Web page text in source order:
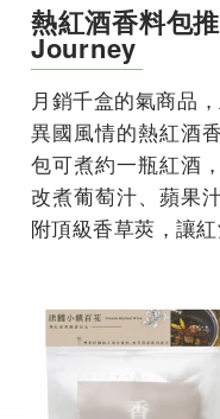
熱紅酒香料包
Journey
月銷千盒的氣商品
異國風情的熱紅酒
包可煮約一瓶紅酒
改煮葡萄汁、蘋果
附頂級香草莢，讓紅